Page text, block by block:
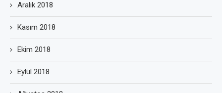
Aralık 2018
Kasım 2018
Ekim 2018
Eylül 2018